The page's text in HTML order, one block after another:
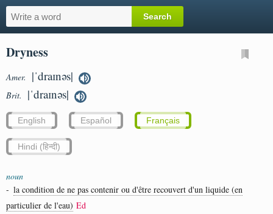
Dryness
Amer. |ˈdraɪnəs|
Brit. |ˈdraɪnəs|
English Español Français
Hindi (हिन्दी)
noun
- la condition de ne pas contenir ou d'être recouvert d'un liquide (en
particulier de l'eau) Ed